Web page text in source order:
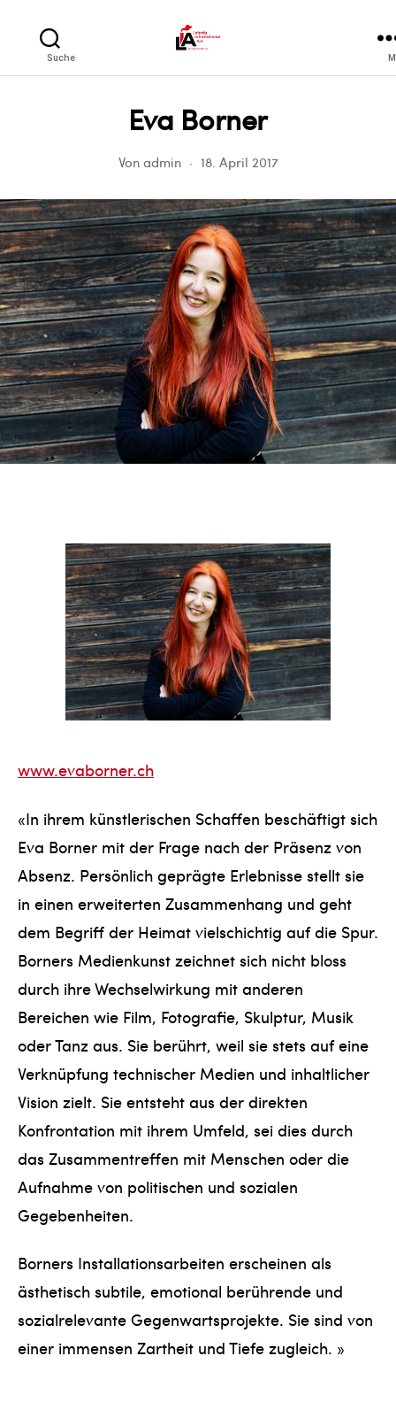
Suche
Eva Borner
Von admin 18. April 2017
www.evaborner.ch
«In ihrem künstlerischen Schaffen beschäftigt sich
Eva Borner mit der Frage nach der Präsenz von
Absenz. Persönlich geprägte Erlebnisse stellt sie
in einen erweiterten Zusammenhang und geht
dem Begriff der Heimat vielschichtig auf die Spur.
Borners Medienkunst zeichnet sich nicht bloss
durch ihre Wechselwirkung mit anderen
Bereichen wie Film, Fotografie, Skulptur, Musik
oder Tanz aus. Sie berührt, weil sie stets auf eine
Verknüpfung technischer Medien und inhaltlicher
Vision zielt. Sie entsteht aus der direkten
Konfrontation mit ihrem Umfeld, sei dies durch
das Zusammentreffen mit Menschen oder die
Aufnahme von politischen und sozialen
Gegebenheiten.
Borners Installationsarbeiten erscheinen als
ästhetisch subtile, emotional berührende und
sozialrelevante Gegenwartsprojekte. Sie sind von
einer immensen Zartheit und Tiefe zugleich. »